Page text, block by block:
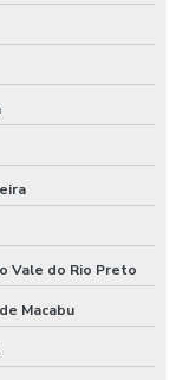
Vale do Rio Preto
Macabu